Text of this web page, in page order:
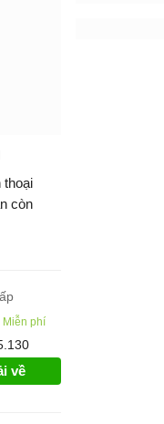
thoại
còn
Miễn phí
về